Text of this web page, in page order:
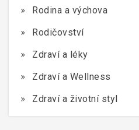
Rodina a výchova
Rodičovství
Zdraví a léky
Zdraví a Wellness
Zdraví a životní styl